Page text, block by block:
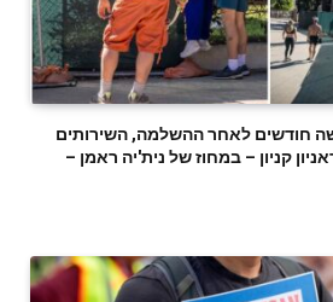
חודשים לאחר ההשלמה, השירותים
קניון – במחוז של נית'יה ראמן –